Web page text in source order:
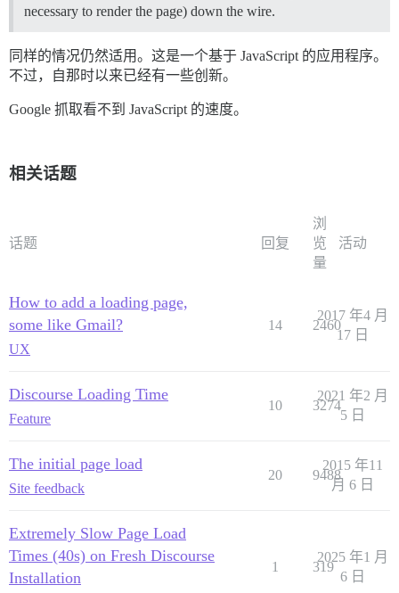
necessary to render the page) down the wire.
同样的情况仍然适用。这是一个基于 JavaScript 的应用程序。
不过，自那时以来已经有一些创新。
Google 抓取看不到 JavaScript 的速度。
相关话题
话题 回复
浏
览
量
活动
How to add a loading page,
some like Gmail?
UX
14 2460
2017 年4 月
17 日
Discourse Loading Time
Feature
10 3274
2021 年2 月
5 日
The initial page load
Site feedback
20 9488
2015 年11
月 6 日
Extremely Slow Page Load
Times (40s) on Fresh Discourse
Installation
1 319
2025 年1 月
6 日